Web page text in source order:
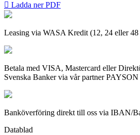
 Ladda ner PDF
Leasing via WASA Kredit (12, 24 eller 48
Betala med VISA, Mastercard eller
Svenska Banker via vår partner
Banköverföring direkt till oss via IBAN/
Datablad